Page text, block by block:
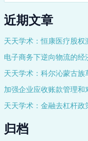
近期文章
天天学术：恒康医疗股权
电子商务下逆向物流的
天天学术：科尔沁蒙古族
加强企业应收账款管理和
天天学术：金融去杠杆
归档